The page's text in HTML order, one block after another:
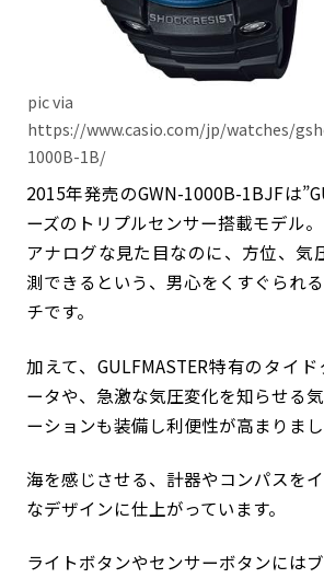
pic via
https://www.casio.com/jp/watches/
1000B-1B/
2015年発売のGWN-1000B-1BJFは
ーズのトリプルセンサー搭載モデル。
アナログな見た目なのに、方位、気
測できるという、男心をくすぐられ
チです。
加えて、GULFMASTER特有のタイ
ータや、急激な気圧変化を知らせる
ーションも装備し利便性が高まりまし
海を感じさせる、計器やコンパスを
なデザインに仕上がっています。
ライトボタンやセンサーボタンには